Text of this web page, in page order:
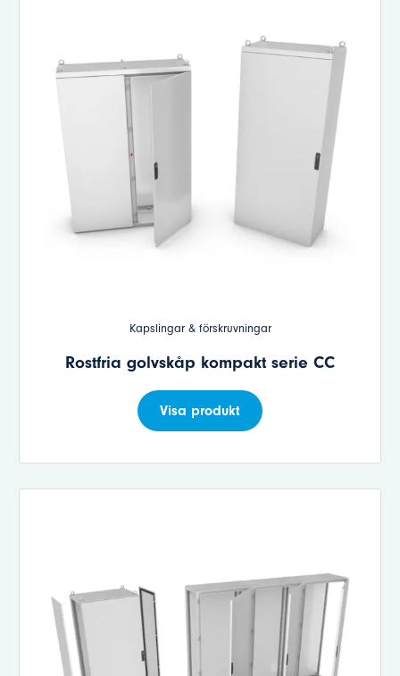
Kapslingar & förskruvningar
Rostfria golvskåp kompakt serie CC
Visa produkt